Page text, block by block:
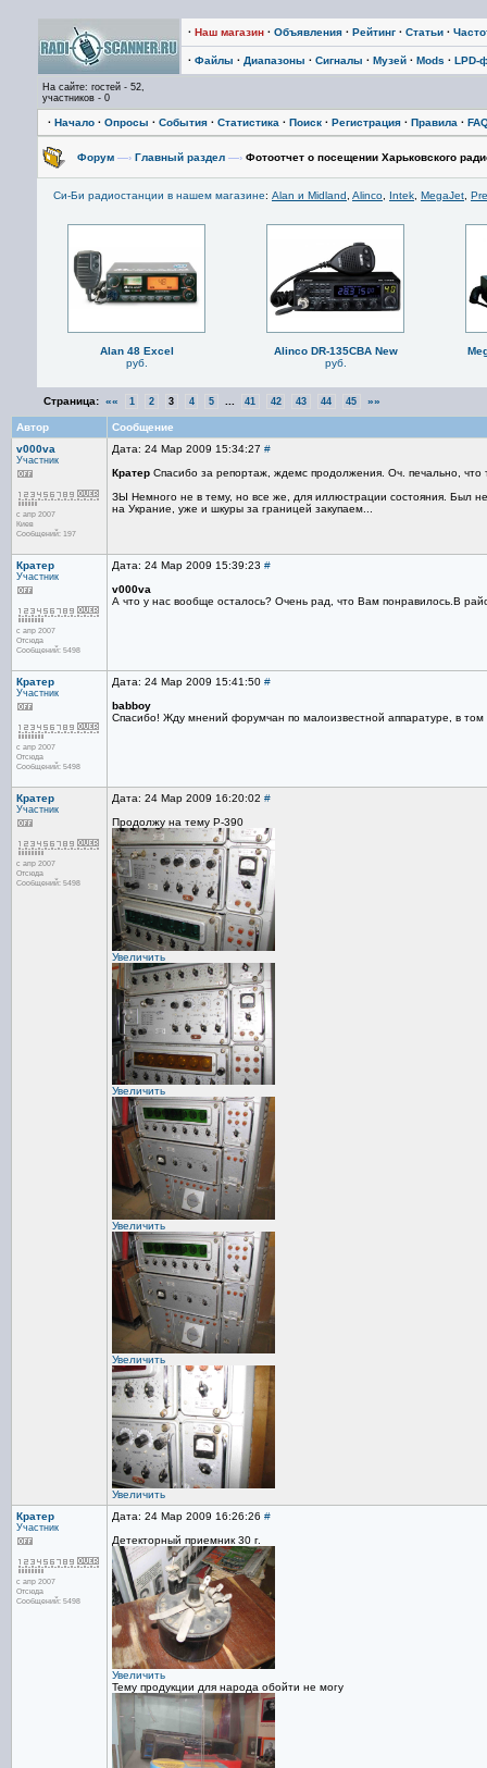
· Наш магазин · Объявления · Рейтинг · Статьи ·
· Файлы · Диапазоны · Сигналы · Музей · Mods · LPD-
На сайте: гостей - 52,
участников - 0
· Начало · Опросы · События · Статистика · Поиск · Регистрация · Правила ·
Форум —› Главный раздел —› Фотоотчет о посещении Харьковского
Си-Би радиостанции в нашем магазине: Alan и Midland Alinco Intek MegaJet
Alan 48 Excel
руб.
Alinco DR-135CBA New
руб.
Страница: «« 1 2 3 4 5 41 42 43 44 45 »»
Автор
Сообщение
v000va
Участник
с апр 2007
Киев
Сообщений: 197
Дата: 24 Мар 2009 15:34:27 #
Кратер Спасибо за репортаж, ждемс продолжения. Оч. печально, что
ЗЫ Немного не в тему, но все же, для иллюстрации состояния. Был
на Украние, уже и шкуры за границей закупаем...
Кратер
Участник
с апр 2007
Отсюда
Сообщений: 5498
Дата: 24 Мар 2009 15:39:23 #
v000va
А что у нас вообще осталось? Очень рад, что Вам понравилось.В
Кратер
Участник
с апр 2007
Отсюда
Сообщений: 5498
Дата: 24 Мар 2009 15:41:50 #
babboy
Спасибо! Жду мнений форумчан по малоизвестной аппаратуре, в том
Кратер
Участник
с апр 2007
Отсюда
Сообщений: 5498
Дата: 24 Мар 2009 16:20:02 #
Продолжу на тему Р-390
Увеличить
Увеличить
Увеличить
Увеличить
Увеличить
Кратер
Участник
с апр 2007
Отсюда
Сообщений: 5498
Дата: 24 Мар 2009 16:26:26 #
Детекторный приемник 30 г.
Увеличить
Тему продукции для народа обойти не могу